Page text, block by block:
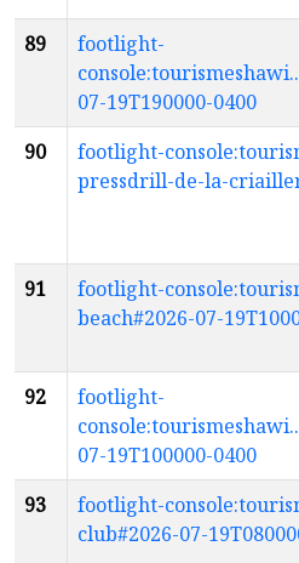
89
footlight-
07-19T190000-0400
90
footlight-
pressdrill-de-la-
91
footlight-
beach#2026-07-
92
footlight-
07-19T100000-0400
93
footlight-
club#2026-07-